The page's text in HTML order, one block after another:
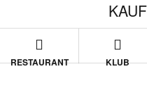
RESTAURANT KLUB